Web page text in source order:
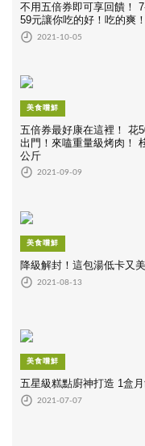
不用五倍券即可享回饋！
59元讓你吃的好！吃的爽！
2021-10-05
美食嚐鮮
五倍券最好康在這裡！ 花
出門！來嗑重量級烤肉！
公斤
2021-09-09
美食嚐鮮
降級解封！這包湯低卡又
2021-08-13
美食嚐鮮
五星級糕點廚神打造 1盒
2021-07-07